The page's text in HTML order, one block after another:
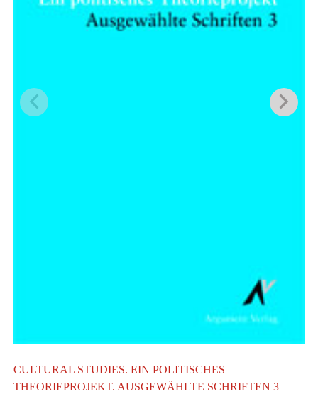
CULTURAL STUDIES. EIN POLITISCHES
THEORIEPROJEKT. AUSGEWÄHLTE SCHRIFTEN 3